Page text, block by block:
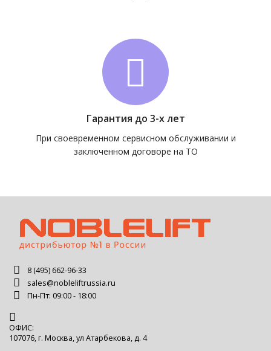
Гарантия до 3-х лет
При своевременном сервисном обслуживании и
заключенном договоре на ТО
8 (495) 662-96-33
sales@nobleliftrussia.ru
Пн-Пт: 09:00 - 18:00
ОФИС:
107076, г. Москва, ул Атарбекова, д. 4